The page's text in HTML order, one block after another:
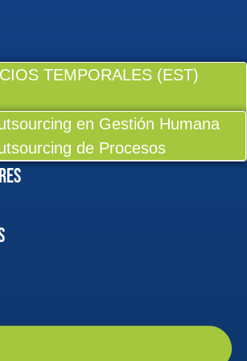
TEMPORALES (EST)
en Gestión Humana
de Procesos